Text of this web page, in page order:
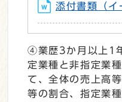
添付書類（イ
④業歴3か月以上1
定業種と非指定業
て、全体の売上高
等の割合、指定業